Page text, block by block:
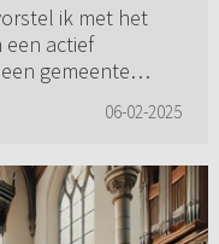
ik met het
actief
gemeente
altijd thuis g...06-02-2025